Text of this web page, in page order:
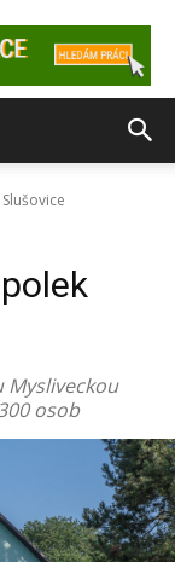
Mysliveckou
osob